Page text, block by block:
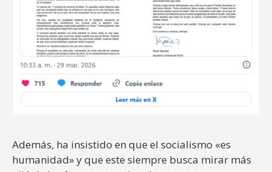
Además, ha insistido en que el socialismo «es
humanidad» y que este siempre busca mirar más